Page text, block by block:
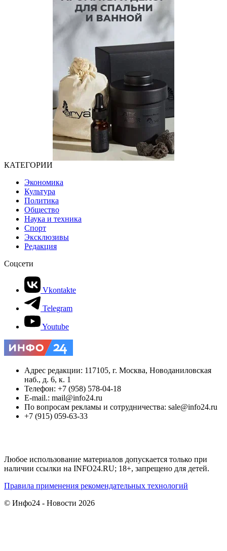
КАТЕГОРИИ
Экономика
Культура
Политика
Общество
Наука и техника
Спорт
Эксклюзивы
Редакция
Соцсети
Vkontakte
Telegram
Youtube
Адрес редакции: 117105, г. Москва, Новоданиловская
наб., д. 6, к. 1
Телефон: +7 (958) 578-04-18
E-mail.: mail@info24.ru
По вопросам рекламы и сотрудничества: sale@info24.ru
+7 (915) 059-63-33
Любое использование материалов допускается только при
наличии ссылки на INFO24.RU; 18+, запрещено для детей.
Правила применения рекомендательных технологий
© Инфо24 - Новости 2026